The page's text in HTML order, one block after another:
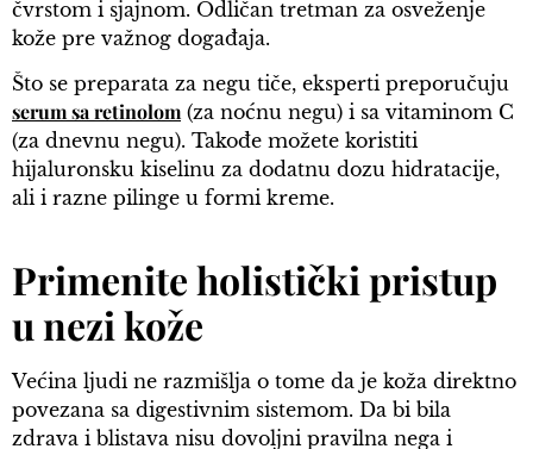
čvrstom i sjajnom. Odličan tretman za osveženje
kože pre važnog događaja.
Što se preparata za negu tiče, eksperti preporučuju
serum sa retinolom(za noćnu negu) i sa vitaminom C
(za dnevnu negu). Takođe možete koristiti
hijaluronsku kiselinu za dodatnu dozu hidratacije,
ali i razne pilinge u formi kreme.
Primenite holistički pristup
u nezi kože
Većina ljudi ne razmišlja o tome da je koža direktno
povezana sa digestivnim sistemom. Da bi bila
zdrava i blistava nisu dovoljni pravilna nega i